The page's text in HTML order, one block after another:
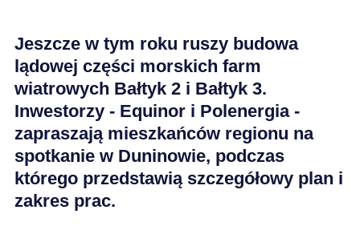
Jeszcze w tym roku ruszy budowa
lądowej części morskich farm
wiatrowych Bałtyk 2 i Bałtyk 3.
Inwestorzy - Equinor i Polenergia -
zapraszają mieszkańców regionu na
spotkanie w Duninowie, podczas
którego przedstawią szczegółowy plan i
zakres prac.